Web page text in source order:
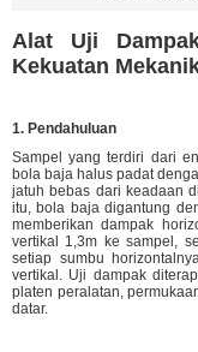
Alat Uji
Kekuatan
1. Pendahuluan
Sampel yang terdiri dari
bola baja halus padat
jatuh bebas dari keadaan
itu, bola baja digantung
memberikan dampak
vertikal 1,3m ke sampel,
setiap sumbu
vertikal. Uji dampak
platen peralatan,
datar.